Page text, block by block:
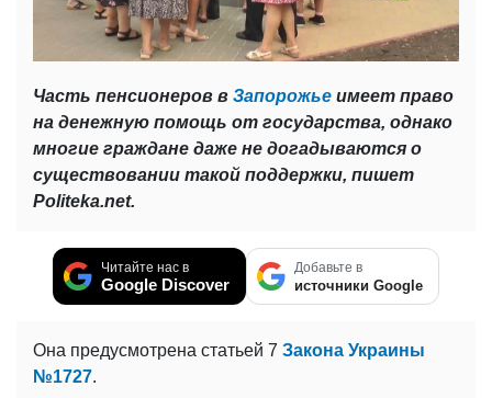
Часть пенсионеров в Запорожье имеет право
на денежную помощь от государства, однако
многие граждане даже не догадываются о
существовании такой поддержки, пишет
Politeka.net.
Читайте нас в
Google Discover
Добавьте в
источники Google
Она предусмотрена статьей 7 Закона Украины
№1727.